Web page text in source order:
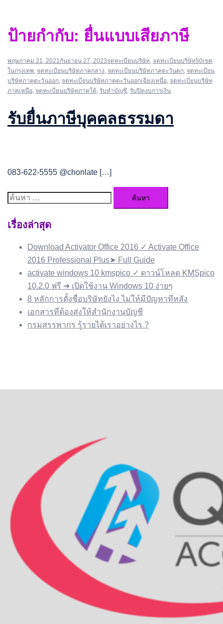
ป้ายกำกับ: ยื่นแบบเสียภาษี
พฤษภาคม 21, 2021กันยายน 27, 2023จดทะเบียนบริษัท, จดทะเบียนบริษัท50เขต
ในกรุงเทพ, จดทะเบียนบริษัทภาคกลาง, จดทะเบียนบริษัทภาคตะวันตก, จดทะเบียน
บริษัทภาคตะวันออก, จดทะเบียนบริษัทภาคตะวันออกเฉียงเหนือ, จดทะเบียนบริษัท
ภาคเหนือ, จดทะเบียนบริษัทภาคใต้, รับทำบัญชี, รับปิดงบการเงิน
รับยื่นภาษีบุคคลธรรมดา
083-622-5555 @chonlate […]
ค้นหา
เรื่องล่าสุด
Download Activator Office 2016 ✓ Activate Office
2016 Professional Plus➤ Full Guide
activate windows 10 kmspico ✓ ดาวน์โหลด KMSpico
10.2.0 ฟรี ➔ เปิดใช้งาน Windows 10 ง่ายๆ
8 หลักการตั้งชื่อบริษัทยังไง ไม่ให้มีปัญหาทีหลัง
เอกสารที่ต้องส่งให้สำนักงานบัญชี
กรมสรรพากร รู้รายได้เราอย่างไร ?